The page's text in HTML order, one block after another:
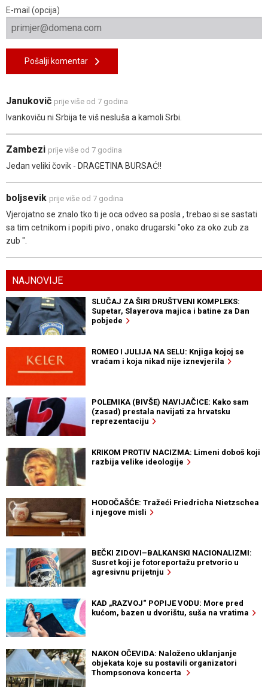
E-mail (opcija)
Pošalji komentar
Janukovič prije više od 7 godina
Ivankoviču ni Srbija te viš nesluša a kamoli Srbi.
Zambezi prije više od 7 godina
Jedan veliki čovik - DRAGETINA BURSAĆ!!
boljsevik prije više od 7 godina
Vjerojatno se znalo tko ti je oca odveo sa posla , trebao si se sastati
sa tim cetnikom i popiti pivo , onako drugarski "oko za oko zub za
zub ".
NAJNOVIJE
SLUČAJ ZA ŠIRI DRUŠTVENI KOMPLEKS:
Supetar, Slayerova majica i batine za Dan
pobjede
ROMEO I JULIJA NA SELU: Knjiga kojoj se
vraćam i koja nikad nije iznevjerila
POLEMIKA (BIVŠE) NAVIJAČICE: Kako sam
(zasad) prestala navijati za hrvatsku
reprezentaciju
KRIKOM PROTIV NACIZMA: Limeni doboš koji
razbija velike ideologije
HODOČAŠĆE: Tražeći Friedricha Nietzschea
i njegove misli
BEČKI ZIDOVI–BALKANSKI NACIONALIZMI:
Susret koji je fotoreportažu pretvorio u
agresivnu prijetnju
KAD „RAZVOJ“ POPIJE VODU: More pred
kućom, bazen u dvorištu, suša na vratima
NAKON OČEVIDA: Naloženo uklanjanje
objekata koje su postavili organizatori
Thompsonova koncerta